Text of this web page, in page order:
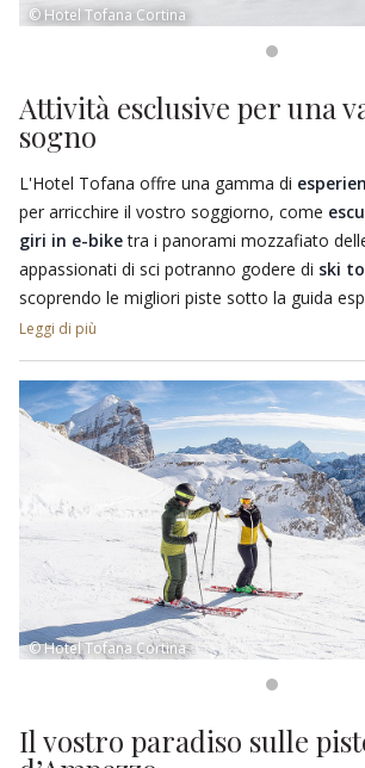
© Hotel Tofana Cortina
Attività esclusive per una
sogno
L'Hotel Tofana offre una gamma di
per arricchire il vostro soggiorno, come
giri in e-biketra i panorami mozzafiato
appassionati di sci potranno godere di ski
scoprendo le migliori piste sotto la guida
Dopo una giornata all’aria aperta, rilassatevi
yogao provate i benefici dell'aufguss, le
sauna.
Leggi di più
© Hotel Tofana Cortina
Il vostro paradiso sulle